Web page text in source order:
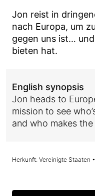
Jon reist in
nach Europa, um
gegen uns ist…
bieten hat.
English synopsis
Jon heads to
mission to see
and who makes
Herkunft: Vereinigte Staaten